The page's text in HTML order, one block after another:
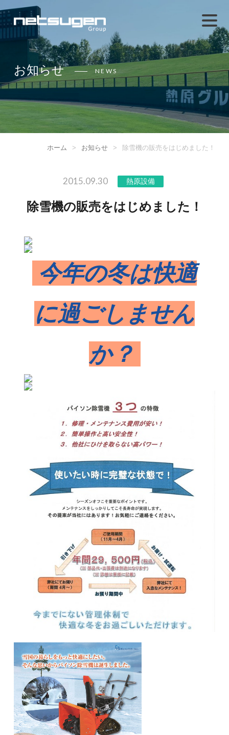
お知らせ NEWS
ホーム > お知らせ > 除雪機の販売をはじめました！
2015.09.30 熱原設備
除雪機の販売をはじめました！
今年の冬は快適
に過ごしません
か？